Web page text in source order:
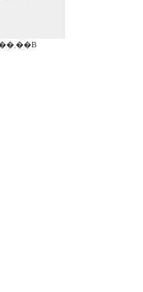
���̃T�C�g��DVD�̂݃f�[�^�����ł��܂��B